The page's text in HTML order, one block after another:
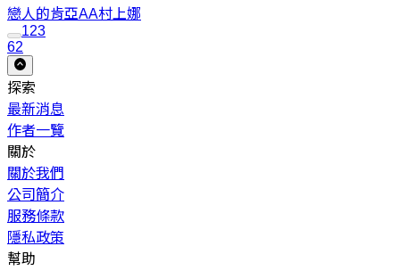
戀人的肯亞AA村上娜
123
62
探索
最新消息
作者一覽
關於
關於我們
公司簡介
服務條款
隱私政策
幫助